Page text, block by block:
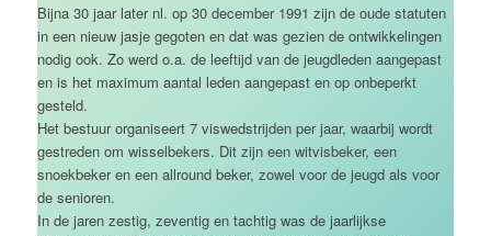
Bijna 30 jaar later nl. op 30 december 1991 zijn de oude statuten
in een nieuw jasje gegoten en dat was gezien de ontwikkelingen
nodig ook. Zo werd o.a. de leeftijd van de jeugdleden aangepast
en is het maximum aantal leden aangepast en op onbeperkt
gesteld.
Het bestuur organiseert 7 viswedstrijden per jaar, waarbij wordt
gestreden om wisselbekers. Dit zijn een witvisbeker, een
snoekbeker en een allround beker, zowel voor de jeugd als voor
de senioren.
In de jaren zestig, zeventig en tachtig was de jaarlijkse